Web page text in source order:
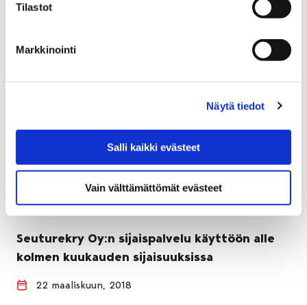
Tilastot
Markkinointi
Näytä tiedot
Salli kaikki evästeet
Vain välttämättömät evästeet
Seuturekry Oy:n sijaispalvelu käyttöön alle
kolmen kuukauden sijaisuuksissa
22 maaliskuun, 2018